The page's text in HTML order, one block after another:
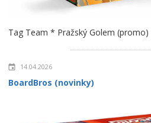
Tag Team * Pražský Golem (promo)
14.04.2026
BoardBros (novinky)